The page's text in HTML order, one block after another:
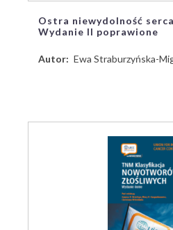
Ostra niewydolność
Wydanie II poprawione
Autor Ewa Straburzyńska-